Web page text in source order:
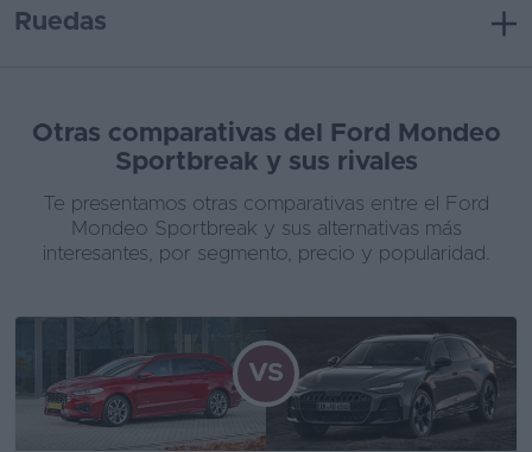
Ruedas
Otras comparativas del Ford Mondeo
Sportbreak y sus rivales
Te presentamos otras comparativas entre el Ford
Mondeo Sportbreak y sus alternativas más
interesantes, por segmento, precio y popularidad.
VS